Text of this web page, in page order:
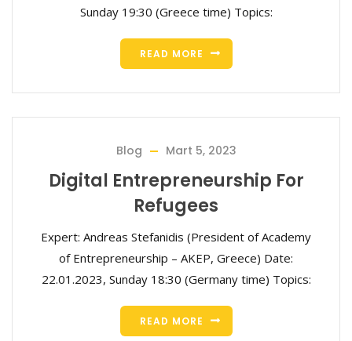
Sunday 19:30 (Greece time) Topics:
READ MORE
Blog Mart 5, 2023
Digital Entrepreneurship For
Refugees
Expert: Andreas Stefanidis (President of Academy
of Entrepreneurship – AKEP, Greece) Date:
22.01.2023, Sunday 18:30 (Germany time) Topics:
READ MORE